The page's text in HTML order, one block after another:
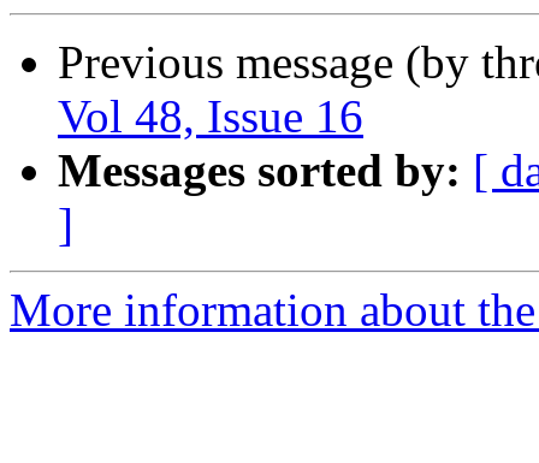
Previous message (by
Vol 48, Issue 16
Messages sorted by: [
]
More information about